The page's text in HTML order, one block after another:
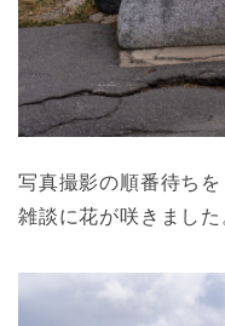
写真撮影の順番待ち
雑談に花が咲きました